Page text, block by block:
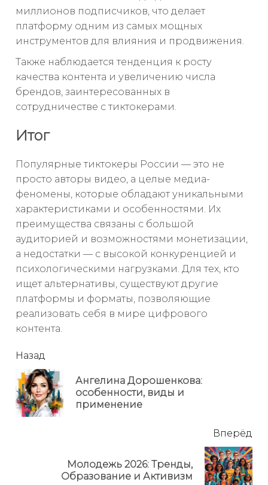
миллионов подписчиков, что делает
платформу одним из самых мощных
инструментов для влияния и продвижения.
Также наблюдается тенденция к росту
качества контента и увеличению числа
брендов, заинтересованных в
сотрудничестве с тиктокерами.
Итог
Популярные тиктокеры России — это не
просто авторы видео, а целые медиа-
феномены, которые обладают уникальными
характеристиками и особенностями. Их
преимущества связаны с большой
аудиторией и возможностями монетизации,
а недостатки — с высокой конкуренцией и
психологическими нагрузками. Для тех, кто
ищет альтернативы, существуют другие
платформы и форматы, позволяющие
реализовать себя в мире цифрового
контента.
читать
еще
Назад
Ангелина Дорошенкова:
особенности, виды и
применение
Вперёд
Молодежь 2026: Тренды,
Образование и Активизм